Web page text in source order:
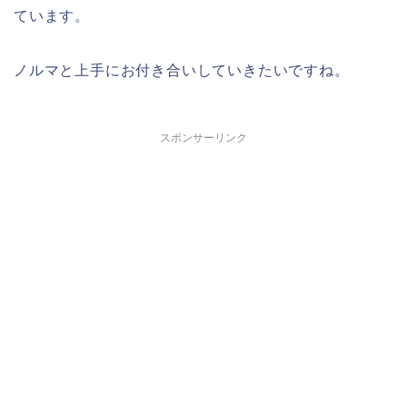
ています。
ノルマと上手にお付き合いしていきたいですね。
スポンサーリンク